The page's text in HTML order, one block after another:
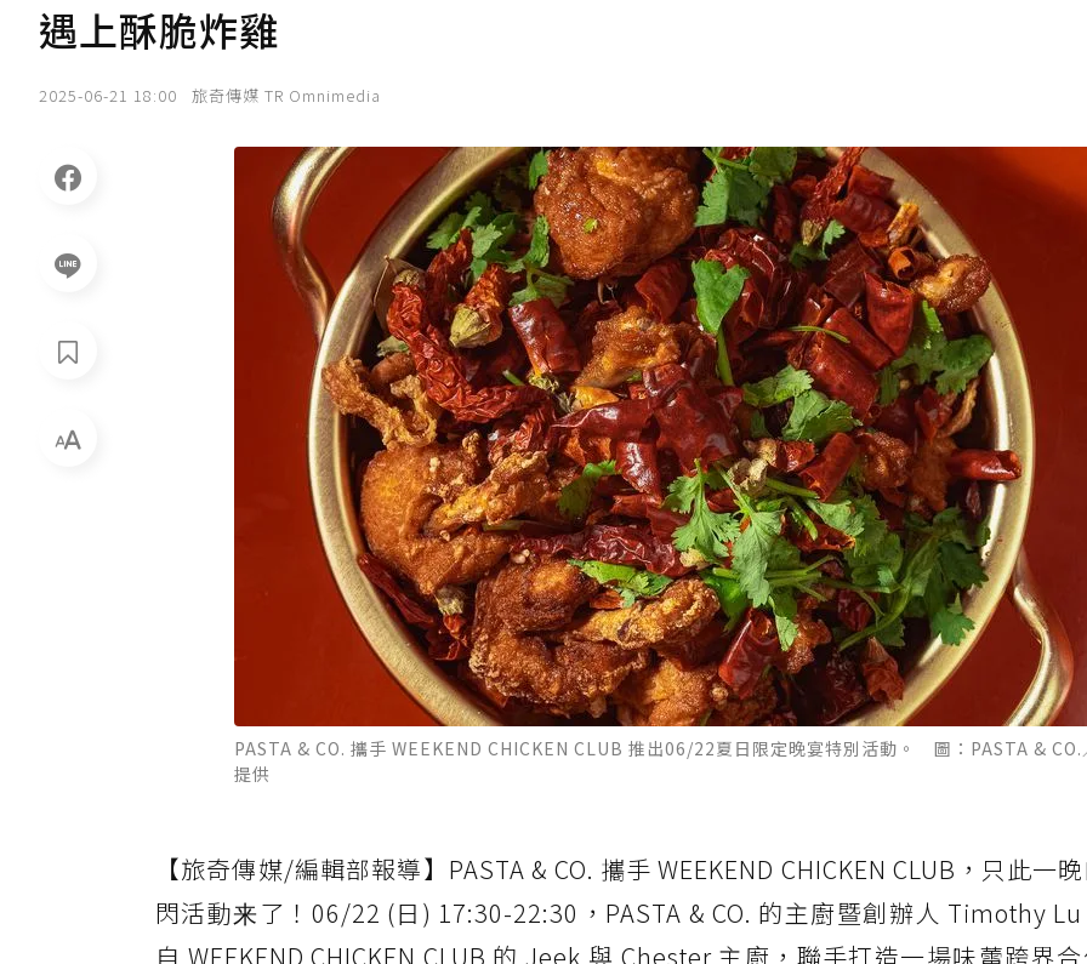
遇上酥脆炸雞
2025-06-21 18:00 旅奇傳媒 TR Omnimedia
PASTA & CO. 攜手 WEEKEND CHICKEN CLUB 推出06/22夏日限定晚宴特別活動。 圖：PASTA & CO.
提供
【旅奇傳媒/編輯部報導】PASTA & CO. 攜手 WEEKEND CHICKEN CLUB，只此一
閃活動来了！06/22 (日) 17:30-22:30，PASTA & CO. 的主廚暨創辦人 Timothy
自 WEEKEND CHICKEN CLUB 的 Jeek 與 Chester 主廚，聯手打造一場味蕾跨界